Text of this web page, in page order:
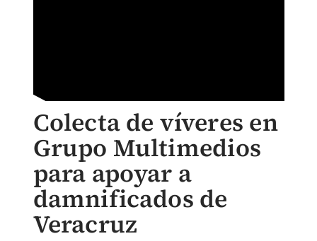
Colecta de víveres en
Grupo Multimedios
para apoyar a
damnificados de
Veracruz